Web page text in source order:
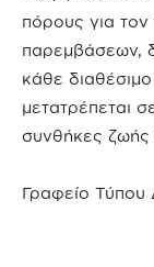
πόρους για
παρεμβάσεων,
κάθε
μετατρέπεται
συνθήκες ζωής
Γραφείο Τύπου